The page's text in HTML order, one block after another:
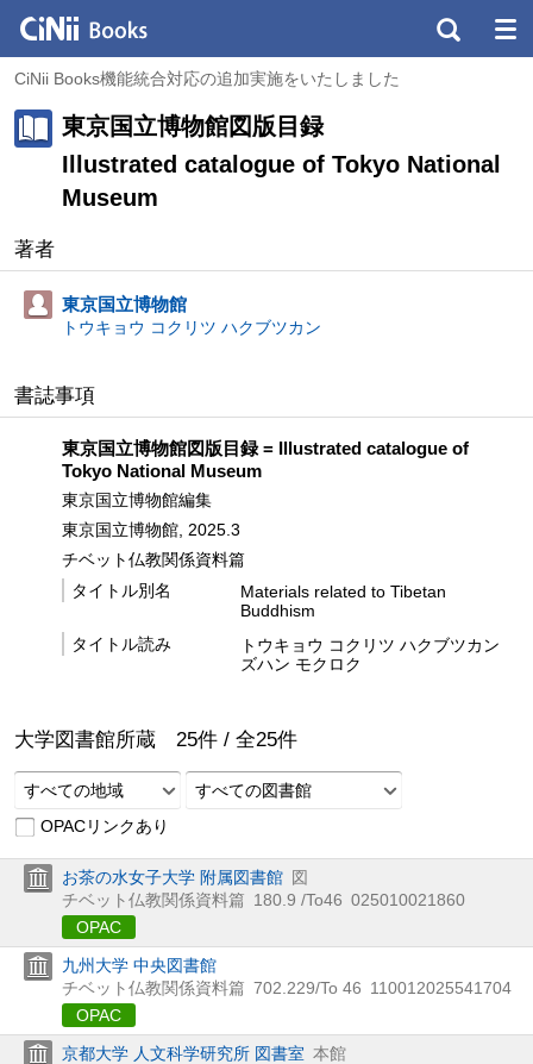
CiNii Books機能統合対応の追加実施をいたしました
東京国立博物館図版目録
Illustrated catalogue of Tokyo National
Museum
著者
東京国立博物館
トウキョウ コクリツ ハクブツカン
書誌事項
東京国立博物館図版目録 = Illustrated catalogue of
Tokyo National Museum
東京国立博物館編集
東京国立博物館, 2025.3
チベット仏教関係資料篇
タイトル別名
Materials related to Tibetan
Buddhism
タイトル読み
トウキョウ コクリツ ハクブツカン
ズハン モクロク
大学図書館所蔵 25件 / 全25件
すべての地域
すべての図書館
OPACリンクあり
お茶の水女子大学 附属図書館 図
チベット仏教関係資料篇 180.9 /To46 025010021860
OPAC
九州大学 中央図書館
チベット仏教関係資料篇 702.229/To 46 110012025541704
OPAC
京都大学 人文科学研究所 図書室 本館